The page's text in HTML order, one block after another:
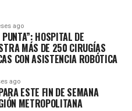
ago
HOSPITAL DE
MÁS DE 250 CIRUGÍAS
CON ASISTENCIA ROBÓTICA
ago
ESTE FIN DE SEMANA
METROPOLITANA